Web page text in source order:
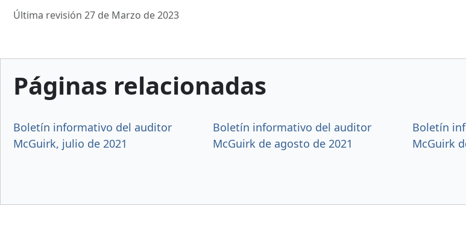
Última revisión 27 de Marzo de 2023
Páginas relacionadas
Boletín informativo del auditor
McGuirk, julio de 2021
Boletín informativo del auditor
McGuirk de agosto de 2021
Boletín
McGuirk